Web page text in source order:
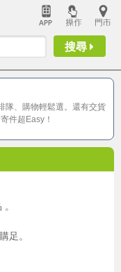
搜尋
隊、購物輕鬆選。還有交貨
件超Easy！
足。